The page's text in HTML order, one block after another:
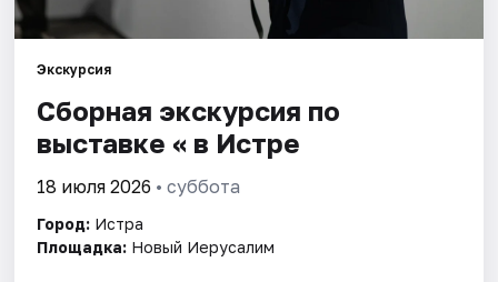
Площадки
Рейтинги
Экскурсия
Сборная экскурсия по
выставке « в Истре
18 июля 2026 • суббота
Город: Истра
Площадка: Новый Иерусалим